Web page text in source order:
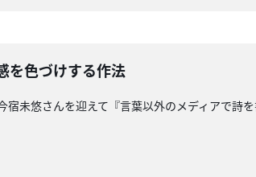
を色づけする作法
未悠さんを迎えて『言葉以外のメディアで詩